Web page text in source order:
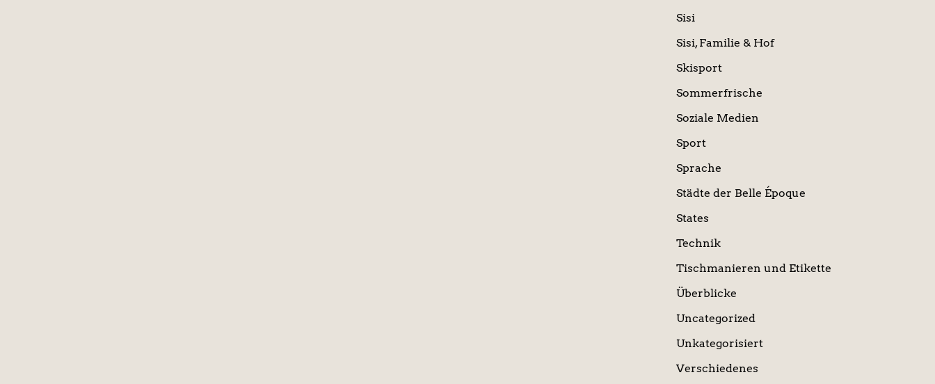
Sisi
Sisi, Familie & Hof
Skisport
Sommerfrische
Soziale Medien
Sport
Sprache
Städte der Belle Époque
States
Technik
Tischmanieren und Etikette
Überblicke
Uncategorized
Unkategorisiert
Verschiedenes